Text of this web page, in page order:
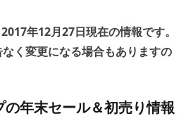
年12月27日現在の情報です。
く変更になる場合もありますの
年末セール＆初売り情報